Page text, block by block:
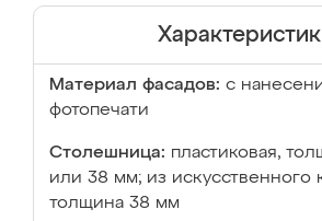
Материал фасадов: с
фотопечати
Столешница: пластиковая,
или 38 мм; из искусственного
толщина 38 мм